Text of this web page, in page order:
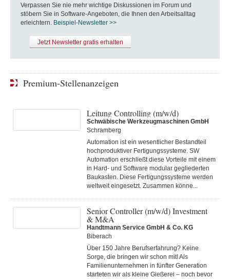
Verpassen Sie nie mehr wichtige Diskussionen im Forum und
stöbern Sie in Software-Angeboten, die Ihnen den Arbeitsalltag
erleichtern. Beispiel-Newsletter >>
Jetzt Newsletter gratis erhalten
Premium-Stellenanzeigen
Leitung Controlling (m/w/d)
Schwäbische Werkzeugmaschinen GmbH
Schramberg
Automation ist ein wesentlicher Bestandteil
hochproduktiver Fertigungssysteme. SW
Automation erschließt diese Vorteile mit einem
in Hard- und Software modular gegliederten
Baukasten. Diese Fertigungs­systeme werden
weltweit eingesetzt. Zusammen könne...
Senior Controller (m/w/d) Investment
& M&A
Handtmann Service GmbH & Co. KG
Biberach
Über 150 Jahre Berufserfahrung? Keine
Sorge, die bringen wir schon mit! Als
Familienunternehmen in fünfter Generation
starteten wir als kleine Gießerei – noch bevor